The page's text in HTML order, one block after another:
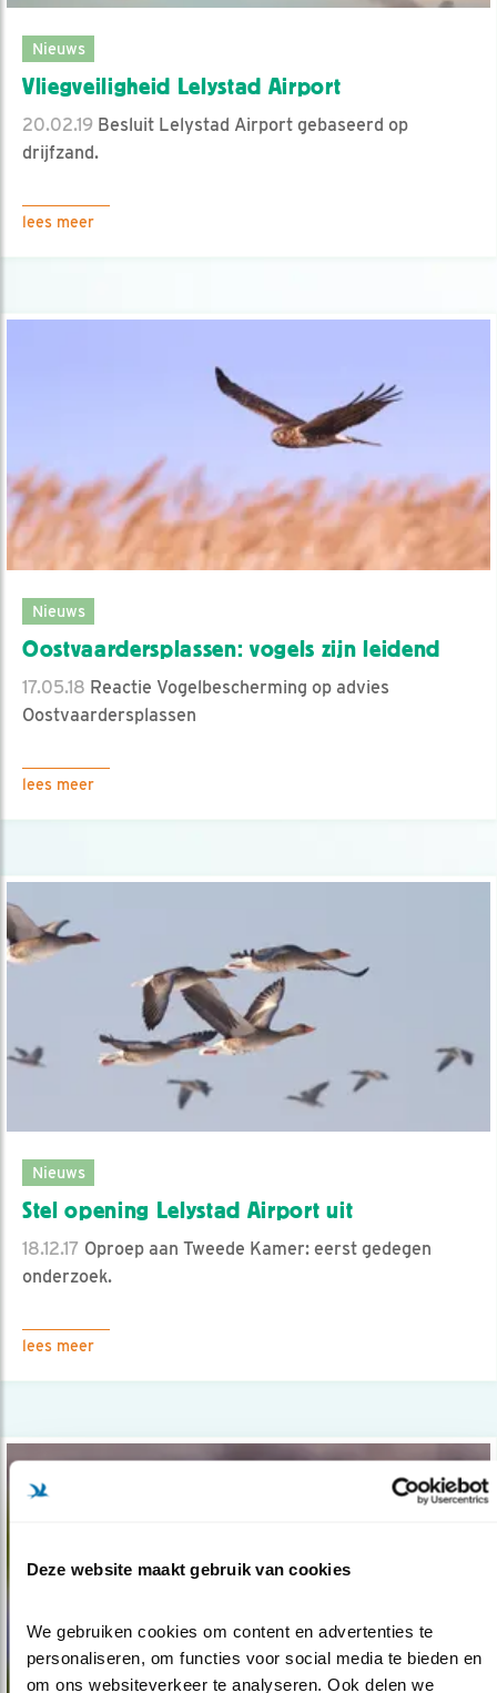
Deze website maakt gebruik van cookies
We gebruiken cookies om content en advertenties te
personaliseren, om functies voor social media te bieden en
om ons websiteverkeer te analyseren. Ook delen we
Nieuws
Vliegveiligheid Lelystad Airport
20.02.19 Besluit Lelystad Airport gebaseerd op
drijfzand.
lees meer
Nieuws
Oostvaardersplassen: vogels zijn leidend
17.05.18 Reactie Vogelbescherming op advies
Oostvaardersplassen
lees meer
Nieuws
Stel opening Lelystad Airport uit
18.12.17 Oproep aan Tweede Kamer: eerst gedegen
onderzoek.
lees meer